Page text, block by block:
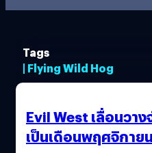
Tags
| Flying Wild Hog
Evil West เลื่อนวา
เป็นเดือนพฤศจิกาย